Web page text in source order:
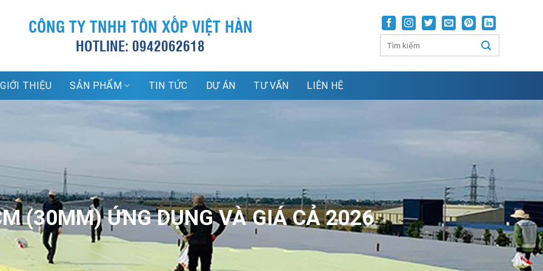
CÔNG TY TNHH TÔN XỐP VIỆT HÀN
HOTLINE: 0942062618
GIỚI THIỆU SẢN PHẨM TIN TỨC DỰ ÁN TƯ VẤN LIÊN HỆ
(30MM) ỨNG DỤNG VÀ GIÁ CẢ 2026